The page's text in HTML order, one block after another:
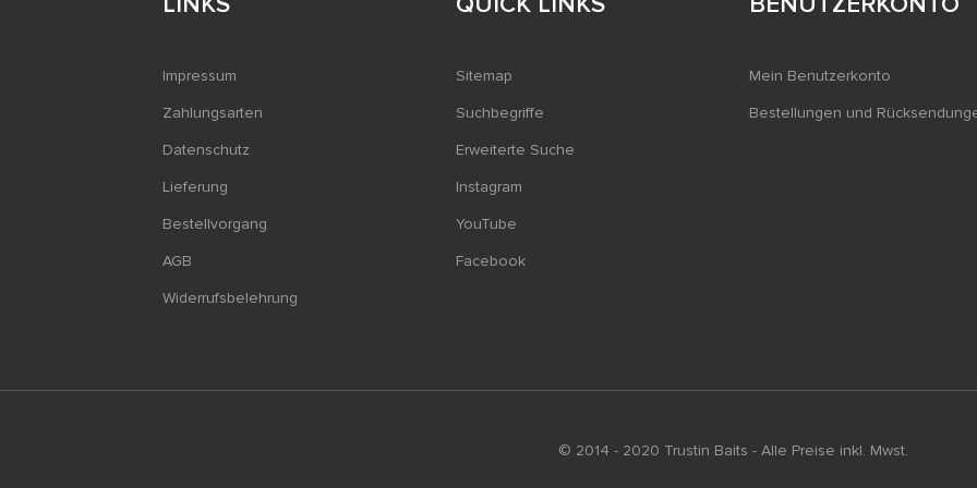
Impressum
Zahlungsarten
Datenschutz
Lieferung
Bestellvorgang
AGB
Widerrufsbelehrung
Sitemap
Suchbegriffe
Erweiterte Suche
Instagram
YouTube
Facebook
Mein Benutzerkonto
Bestellungen und
© 2014 - 2020 Trustin Baits - Alle Preise inkl. Mwst.